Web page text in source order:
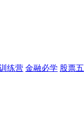
练营 金融必学 股票